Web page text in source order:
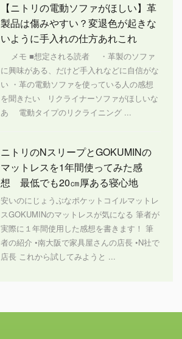
【ニトリの電動ソファがほしい】革
製品は傷みやすい？変退色が起きな
いように手入れの仕方あれこれ
メモ ■想定される読者 ・革製のソファ
に興味がある、だけど手入れなどに自信がな
い ・革の電動ソファを使っている人の感想
を聞きたい リクライナーソファがほしいな
あ 電動タイプのリクライニング ...
ニトリのNスリープとGOKUMINの
マットレスを1年間使ってみた感
想 最低でも20㎝厚ある寝心地
安いのにじょうぶなポケットコイルマットレ
スGOKUMINのマットレスが気になる 筆者が
実際に１年間使用した感想を書きます！ 筆
者の紹介 •南大阪で家具屋さんの店長 •N社で
店長 これから試してみようと ...